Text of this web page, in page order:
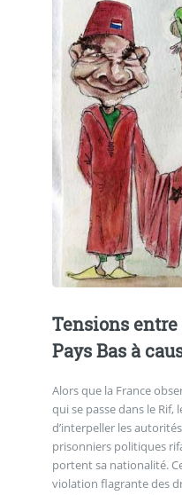
Tensions
Pays Bas à
Alors que la France
qui se passe dans le Rif,
d’interpeller les
prisonniers politiques
portent sa nationalité.
violation flagrante des